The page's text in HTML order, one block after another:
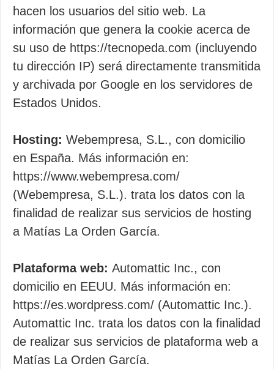
hacen los usuarios del sitio web. La
información que genera la cookie acerca de
su uso de https://tecnopeda.com (incluyendo
tu dirección IP) será directamente transmitida
y archivada por Google en los servidores de
Estados Unidos.
Hosting: Webempresa, S.L., con domicilio
en España. Más información en:
https://www.webempresa.com/
(Webempresa, S.L.). trata los datos con la
finalidad de realizar sus servicios de hosting
a Matías La Orden García.
Plataforma web: Automattic Inc., con
domicilio en EEUU. Más información en:
https://es.wordpress.com/ (Automattic Inc.).
Automattic Inc. trata los datos con la finalidad
de realizar sus servicios de plataforma web a
Matías La Orden García.